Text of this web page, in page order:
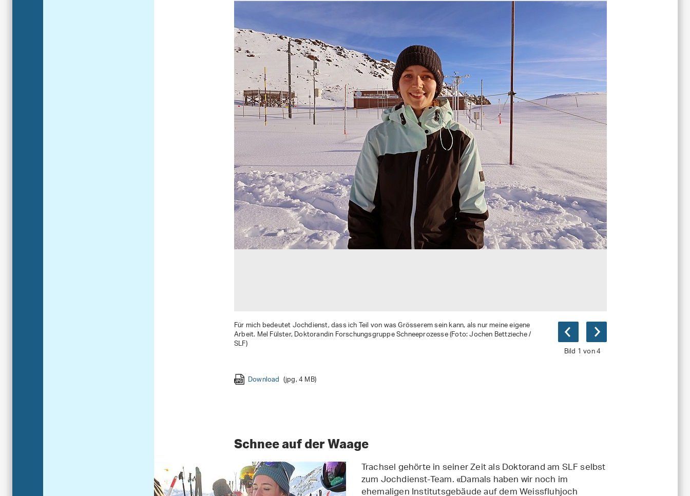
Bild 1 von 4
Für mich bedeutet Jochdienst, dass ich Teil von was Grösserem sein kann, als nur meine eigene
Arbeit. Mel Fülster, Doktorandin Forschungsgruppe Schneeprozesse (Foto: Jochen Bettzieche /
SLF)
Download (jpg, 4 MB)
Schnee auf der Waage
Trachsel gehörte in seiner Zeit als Doktorand am SLF selbst
zum Jochdienst-Team. «Damals haben wir noch im
ehemaligen Institutsgebäude auf dem Weissfluhjoch